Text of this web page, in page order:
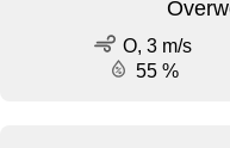
O, 3 m/s
55 %